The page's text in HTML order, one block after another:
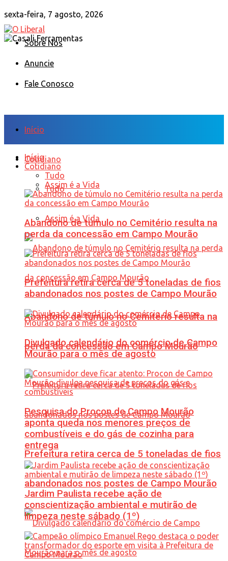
sexta-feira, 7 agosto, 2026
Sobre Nós
Anuncie
Fale Conosco
Início
Cotidiano
Tudo
Assim é a Vida
Abandono de túmulo no Cemitério resulta na
perda da concessão em Campo Mourão
Prefeitura retira cerca de 5 toneladas de fios
abandonados nos postes de Campo Mourão
Início
Cotidiano
Tudo
Assim é a Vida
Abandono de túmulo no Cemitério resulta na
perda da concessão em Campo Mourão
Prefeitura retira cerca de 5 toneladas de fios
abandonados nos postes de Campo Mourão
Divulgado calendário do comércio de Campo
Mourão para o mês de agosto
Pesquisa do Procon de Campo Mourão
aponta queda nos menores preços de
combustíveis e do gás de cozinha para
entrega
Jardim Paulista recebe ação de
conscientização ambiental e mutirão de
limpeza neste sábado (1º)